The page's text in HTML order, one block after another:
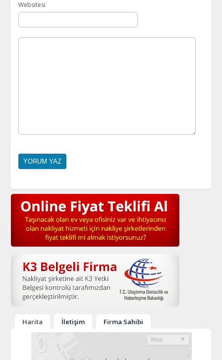
Websitesi
Harita İletişim Firma Sahibi